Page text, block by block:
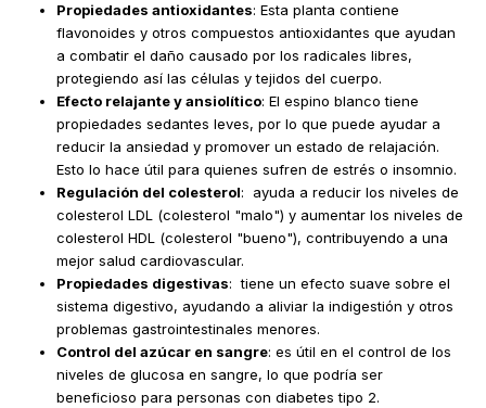
Propiedades antioxidantes: Esta planta contiene
flavonoides y otros compuestos antioxidantes que ayudan
a combatir el daño causado por los radicales libres,
protegiendo así las células y tejidos del cuerpo.
Efecto relajante y ansiolítico: El espino blanco tiene
propiedades sedantes leves, por lo que puede ayudar a
reducir la ansiedad y promover un estado de relajación.
Esto lo hace útil para quienes sufren de estrés o insomnio.
Regulación del colesterol: ayuda a reducir los niveles de
colesterol LDL (colesterol "malo") y aumentar los niveles de
colesterol HDL (colesterol "bueno"), contribuyendo a una
mejor salud cardiovascular.
Propiedades digestivas: tiene un efecto suave sobre el
sistema digestivo, ayudando a aliviar la indigestión y otros
problemas gastrointestinales menores.
Control del azúcar en sangre: es útil en el control de los
niveles de glucosa en sangre, lo que podría ser
beneficioso para personas con diabetes tipo 2.